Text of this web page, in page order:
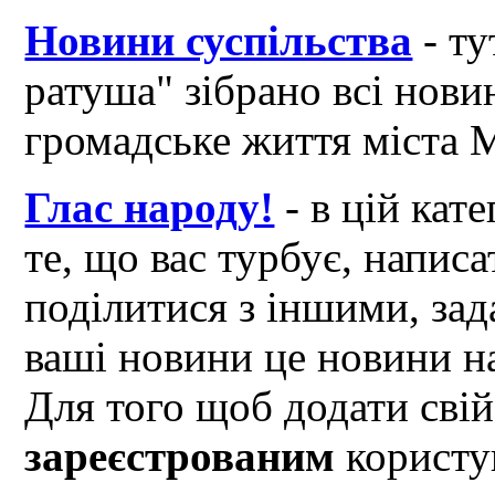
Новини суспільства -
ратуша" зібрано всі
громадське життя міста
Глас народу! - в цій
те, що вас турбує,
поділитися з іншими,
ваші новини це новини
Для того щоб додати
зареєстрованим